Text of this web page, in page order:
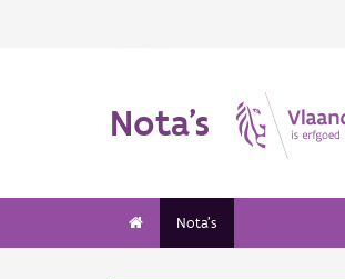
Nota's
Nota's